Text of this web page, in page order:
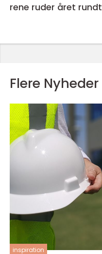
rene ruder året rundt
Flere Nyheder
inspiration